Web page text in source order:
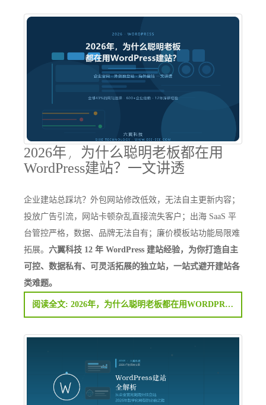
2026年，为什么聪明老板都在用
WordPress建站？一文讲透
企业建站总踩坑？外包网站修改低效，无法自主更新内容；
投放广告引流，网站卡顿杂乱直接流失客户；出海 SaaS 平
台管控严格，数据、品牌无法自有；廉价模板站功能局限难
拓展。 六翼科技 12 年 WordPress 建站经验，为你打造自主
可控、数据私有、可灵活拓展的独立站，一站式避开建站各
类难题。
阅读全文: 2026年，为什么聪明老板都在用WORDPRESS建站？一文讲透